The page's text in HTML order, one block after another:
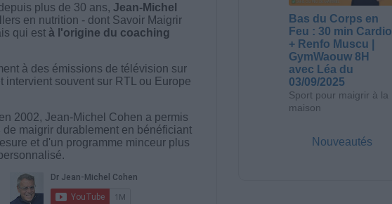
plus de 30 ans, Jean-Michel
en nutrition - dont Savoir Maigrir
qui est à l'origine du coaching
à des émissions de télévision sur
intervient souvent sur RTL ou Europe
2002, Jean-Michel Cohen a permis
de maigrir durablement en bénéficiant
et d'un programme minceur plus
Bas du Corps en
Feu : 30 min Cardio
+ Renfo Muscu |
GymWaouw 8H
avec Léa du
03/09/2025
Sport pour maigrir à la
maison
Nouveautés